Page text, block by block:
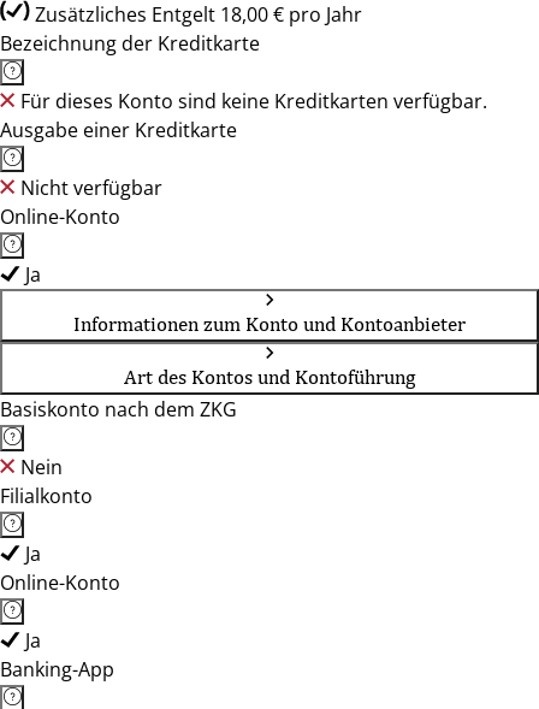
Zusätzliches Entgelt 18,00 € pro Jahr
Bezeichnung der Kreditkarte
Für dieses Konto sind keine Kreditkarten verfügbar.
Ausgabe einer Kreditkarte
Nicht verfügbar
Online-Konto
Ja
Informationen zum Konto und Kontoanbieter
Art des Kontos und Kontoführung
Basiskonto nach dem ZKG
Nein
Filialkonto
Ja
Online-Konto
Ja
Banking-App